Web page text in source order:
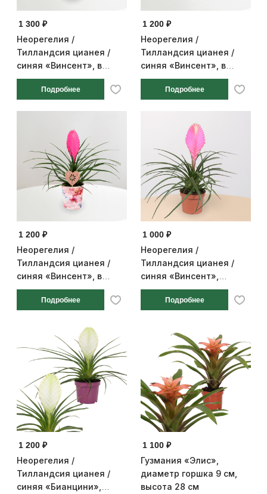
1 300 ₽
Неорегелия /
Тилландсия цианея /
синяя «Винсент», в
розовом керамическом
кашпо, диаметр горшка
Подробнее
1 200 ₽
Неорегелия /
Тилландсия цианея /
синяя «Винсент», в
подарочной упаковке,
диаметр горшка 10 см,
Подробнее
1 200 ₽
Неорегелия /
Тилландсия цианея /
синяя «Винсент», в
декоративном стакане с
сердечком, диаметр
Подробнее
1 000 ₽
Неорегелия /
Тилландсия цианея /
синяя «Винсент»,
диаметр горшка 9 см,
высота 28 см
Подробнее
1 200 ₽
Неорегелия /
Тилландсия цианея /
синяя «Бианцини»,
1 100 ₽
Гузмания «Элис»,
диаметр горшка 9 см,
высота 28 см